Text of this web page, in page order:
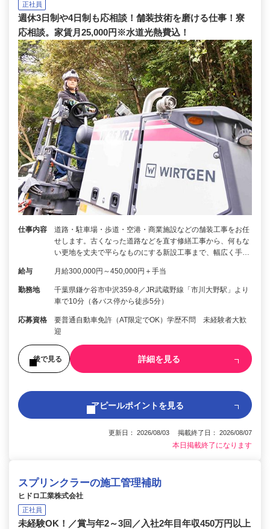
正社員
週休3日制や4日制も応相談！舗装技術を磨ける仕事！寮
応相談。家賃月25,000円※水道光熱費込！
仕事内容
道路・駐車場・歩道・空港・商業施設などの舗装工事をお任
せします。古くなった道路などを直す修繕工事から、何もな
い更地を丈夫で平らなものにする新設工事まで、幅広く手…
給与 月給300,000円～450,000円＋手当
勤務地
千葉県鎌ケ谷市中沢359-8／JR武蔵野線「市川大野駅」より
車で10分（各バス停から徒歩5分）
応募資格
要普通自動車免許（AT限定でOK）学歴不問 未経験者大歓
迎
後で見る 詳細を見る
アピールポイントを見る
更新日： 2026/08/03 掲載終了日： 2026/08/07
本日掲載終了になります
スプリンクラーの施工管理補助
ヒドロ工業株式会社
正社員
未経験OK！／賞与年2～3回／入社2年目年収450万円以上